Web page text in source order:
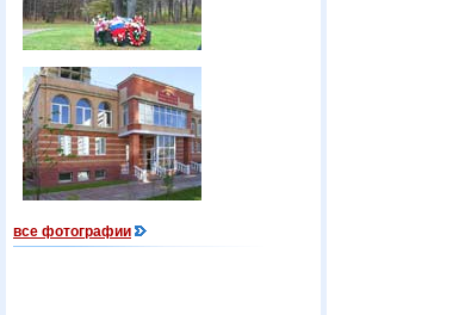
все фотографии